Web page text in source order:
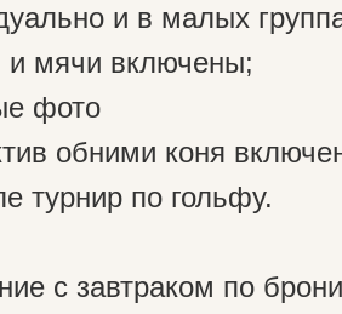
и в малых
и мячи включены;
фото
обними коня
турнир по гольфу.
с завтраком по